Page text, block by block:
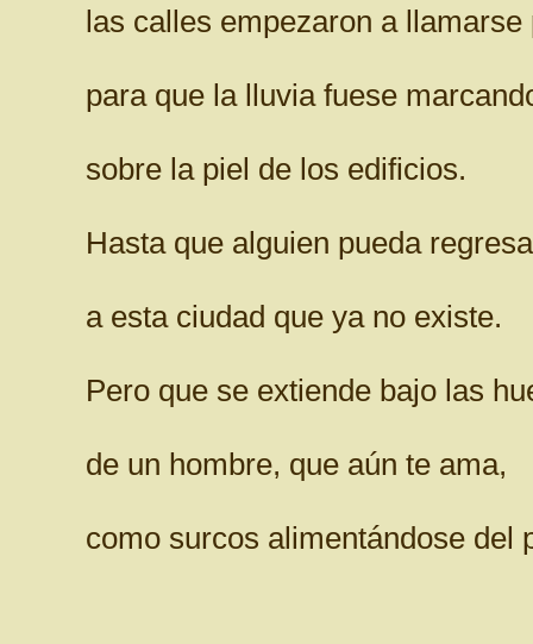
las calles empezaron a llamarse
para que la lluvia fuese
sobre la piel de los edificios.
Hasta que alguien pueda
a esta ciudad que ya no existe.
Pero que se extiende bajo las
de un hombre, que aún te ama,
como surcos alimentándose del